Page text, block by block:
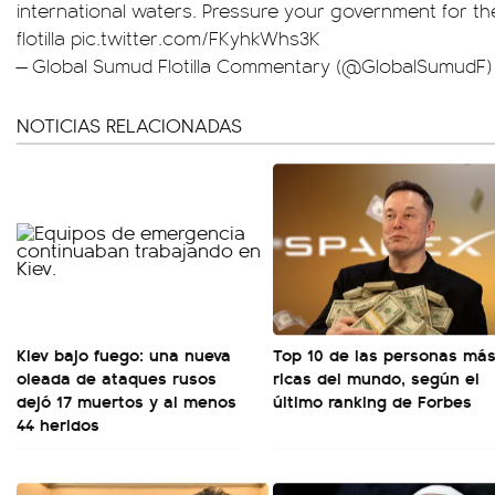
international waters. Pressure your government for
flotilla pic.twitter.com/FKyhkWhs3K
— Global Sumud Flotilla Commentary (@GlobalSumudF)
NOTICIAS RELACIONADAS
Kiev bajo fuego: una nueva
oleada de ataques rusos
dejó 17 muertos y al menos
44 heridos
Top 10 de las personas más
ricas del mundo, según el
último ranking de Forbes